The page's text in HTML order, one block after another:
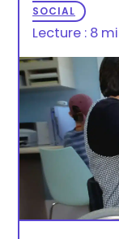
SOCIAL
Lecture : 8